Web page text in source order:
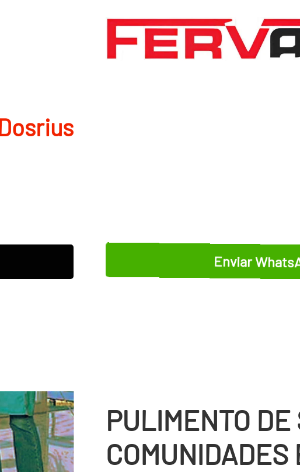
Enviar
PULIMENTO
COMUNIDADES